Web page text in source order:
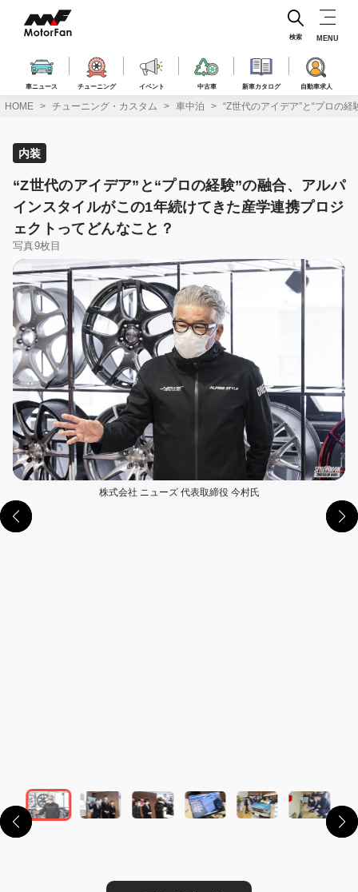
ス
車ニュース チューニング イベント 中古車 新車カタログ 自動車求人
検索 MENU
HOME チューニング・カスタム 車中泊 “Z世代のアイデア”と“プロの
内装
“Z世代のアイデア”と“プロの経験”の融合、アルパ
インスタイルがこの1年続けてきた産学連携プロジ
ェクトってどんなこと？
写真9枚目
株式会社 ニューズ 代表取締役 今村氏